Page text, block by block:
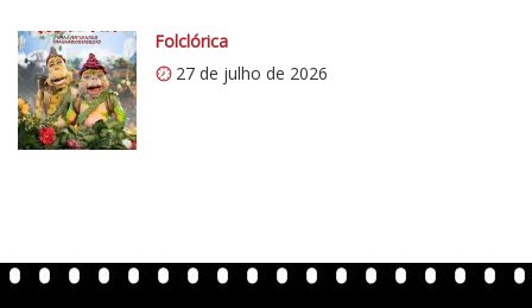
o
m
/
v
e
n
Folclórica
27 de julho de 2026